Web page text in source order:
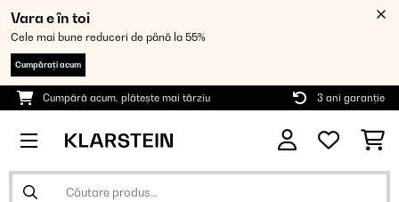
Vara e în toi
Cele mai bune reduceri de până la 55%
Cumpărați acum
Cumpără acum, plătește mai târziu 3 ani garanție